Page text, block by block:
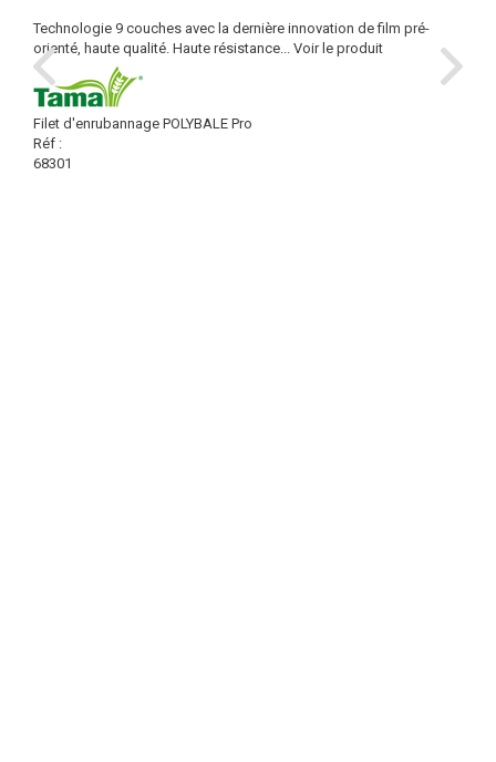
Technologie 9 couches avec la dernière innovation de film pré-
orienté, haute qualité. Haute résistance... Voir le produit
Filet d'enrubannage POLYBALE Pro
Réf :
68301